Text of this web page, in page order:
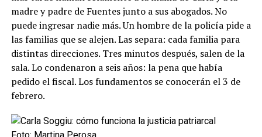
madre y padre de Fuentes junto a sus abogados. No
puede ingresar nadie más. Un hombre de la policía pide a
las familias que se alejen. Las separa: cada familia para
distintas direcciones. Tres minutos después, salen de la
sala. Lo condenaron a seis años: la pena que había
pedido el fiscal. Los fundamentos se conocerán el 3 de
febrero.